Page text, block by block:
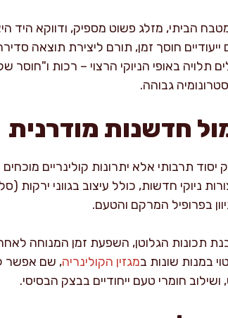
הביתי, מזלג פשוט מספיק, ודווקא היד
חוסך זמן, תורם ליצירת תוצאה
תלויה באופי הניוקי הרצוי – רכות ו"חוסר
גבוהה.
חדשנות מודרנית
תרבותי אלא יתרונות קולינריים
ניוקי חדשות, כולל עיצוב בגווני ירקות
בפרופיל המרקם והטעם.
תכונות הגלוטן, השפעת זמן המנוחה
במנות שונות במגזין הקולינריה, שם אפשר
חומרי טעם ייחודיים בבצק הבסיסי.